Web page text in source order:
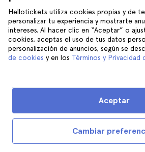
Asegúrate siempre de
experiencia con una
ten en cuenta los precios
crucero por el Danubio no es
música en directo,fiesta a
, el precio puede
Hellotickets utiliza cookies propias y de
personalizar tu experiencia y mostrarte
intereses. Al hacer clic en “Aceptar” o
cookies, aceptas el uso de tus datos
personalización de anuncios, según se
de cookies y en los Términos y Privacidad
Cambiar
Aceptar